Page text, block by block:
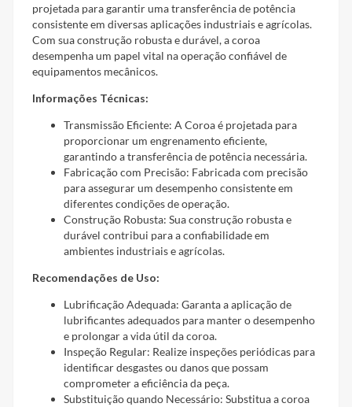
projetada para garantir uma transferência de potência
consistente em diversas aplicações industriais e agrícolas.
Com sua construção robusta e durável, a coroa
desempenha um papel vital na operação confiável de
equipamentos mecânicos.
Informações Técnicas:
Transmissão Eficiente: A Coroa é projetada para
proporcionar um engrenamento eficiente,
garantindo a transferência de potência necessária.
Fabricação com Precisão: Fabricada com precisão
para assegurar um desempenho consistente em
diferentes condições de operação.
Construção Robusta: Sua construção robusta e
durável contribui para a confiabilidade em
ambientes industriais e agrícolas.
Recomendações de Uso:
Lubrificação Adequada: Garanta a aplicação de
lubrificantes adequados para manter o desempenho
e prolongar a vida útil da coroa.
Inspeção Regular: Realize inspeções periódicas para
identificar desgastes ou danos que possam
comprometer a eficiência da peça.
Substituição quando Necessário: Substitua a coroa